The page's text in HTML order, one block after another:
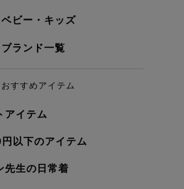
ベビー・キッズ
ブランド一覧
おすすめアイテム
アイテム
以下のアイテム
先生の日常着